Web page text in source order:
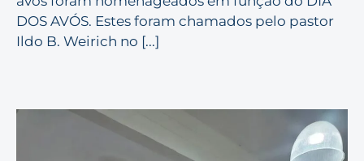
DOS AVÓS. Estes foram chamados pelo pastor
Ildo B. Weirich no [...]